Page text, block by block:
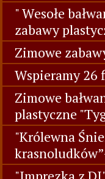
" Wesołe
zabawy
Zimowe
Wspieramy 26
Zimowe
plastyczne
"Królewna